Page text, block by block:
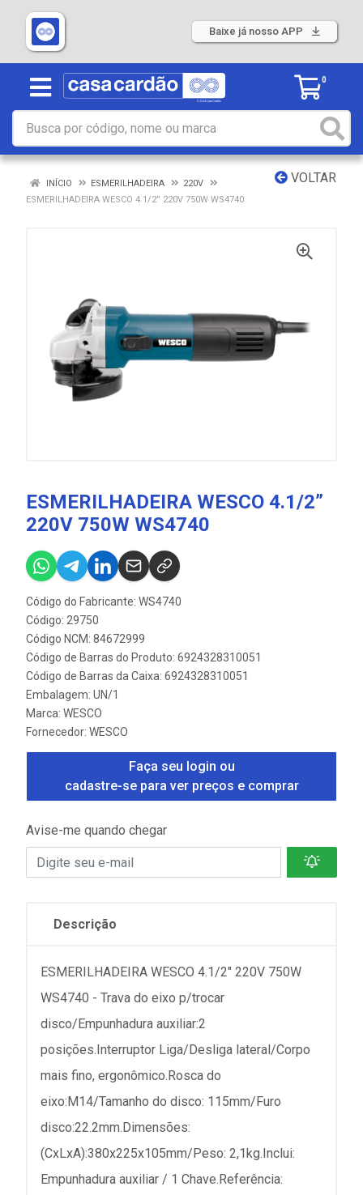
Baixe já nosso APP
0
VOLTAR
INÍCIO ESMERILHADEIRA
220V
ESMERILHADEIRA WESCO 4.1/2” 220V 750W WS4740
ESMERILHADEIRA WESCO 4.1/2”
220V 750W WS4740
Código do Fabricante: WS4740
Código: 29750
Código NCM: 84672999
Código de Barras do Produto: 6924328310051
Código de Barras da Caixa: 6924328310051
Embalagem: UN/1
Marca: WESCO
Fornecedor: WESCO
Faça seu login ou
cadastre-se para ver preços e comprar
Avise-me quando chegar
Descrição
ESMERILHADEIRA WESCO 4.1/2" 220V 750W
WS4740 - Trava do eixo p/trocar
disco/Empunhadura auxiliar:2
posições.Interruptor Liga/Desliga lateral/Corpo
mais fino, ergonômico.Rosca do
eixo:M14/Tamanho do disco: 115mm/Furo
disco:22.2mm.Dimensões:
(CxLxA):380x225x105mm/Peso: 2,1kg.Inclui:
Empunhadura auxiliar / 1 Chave.Referência: